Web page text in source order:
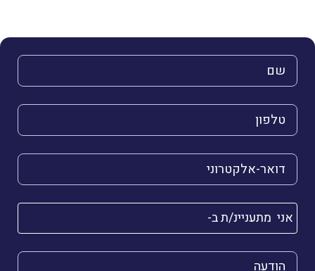
השם שלך (חובה)
הטלפון שלך (חובה)
הדואר האלקטרוני שלך (חובה)
אני מתעניינ/ת ב-
הודעה